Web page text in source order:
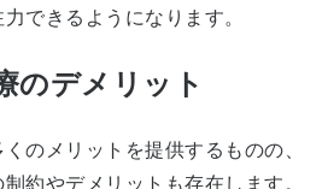
できるようになります。
のデメリット
のメリットを提供するものの、
約やデメリットも存在します。